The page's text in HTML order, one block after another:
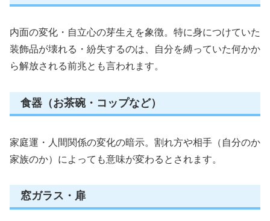
内面の変化・自立心の芽生えを象徴。特に身につけていた
装飾品が壊れる・紛失するのは、自分を縛っていた何かか
ら解放される前兆とも言われます。
食器（お茶碗・コップなど）
家庭運・人間関係の変化の暗示。割れ方や相手（自分のか
家族のか）によっても意味が変わるとされます。
窓ガラス・扉